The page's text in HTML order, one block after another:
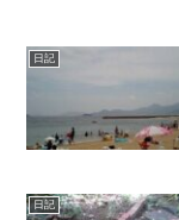
日記
日記